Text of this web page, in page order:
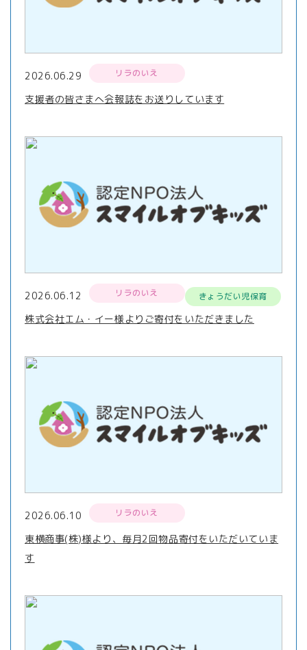
2026.06.29 リラのいえ
支援者の皆さまへ会報誌をお送りしています
2026.06.12 リラのいえ きょうだい児保育
株式会社エム・イー様よりご寄付をいただきました
2026.06.10 リラのいえ
東横商事(株)様より、毎月2回物品寄付をいただいていま
す